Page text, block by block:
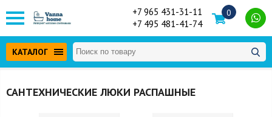
+7 965 431-31-11
+7 495 481-41-74
0
КАТАЛОГ
САНТЕХНИЧЕСКИЕ ЛЮКИ РАСПАШНЫЕ